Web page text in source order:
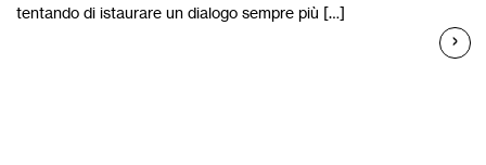
tentando di istaurare un dialogo sempre più […]